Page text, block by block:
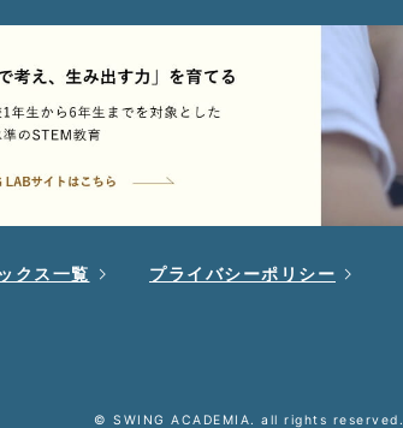
クス一覧 プライバシーポリシー
© SWING ACADEMIA. all rights reserved.